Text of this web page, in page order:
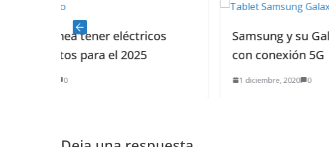
Samsung y su Galaxy Tab que cuenta
con conexión 5G